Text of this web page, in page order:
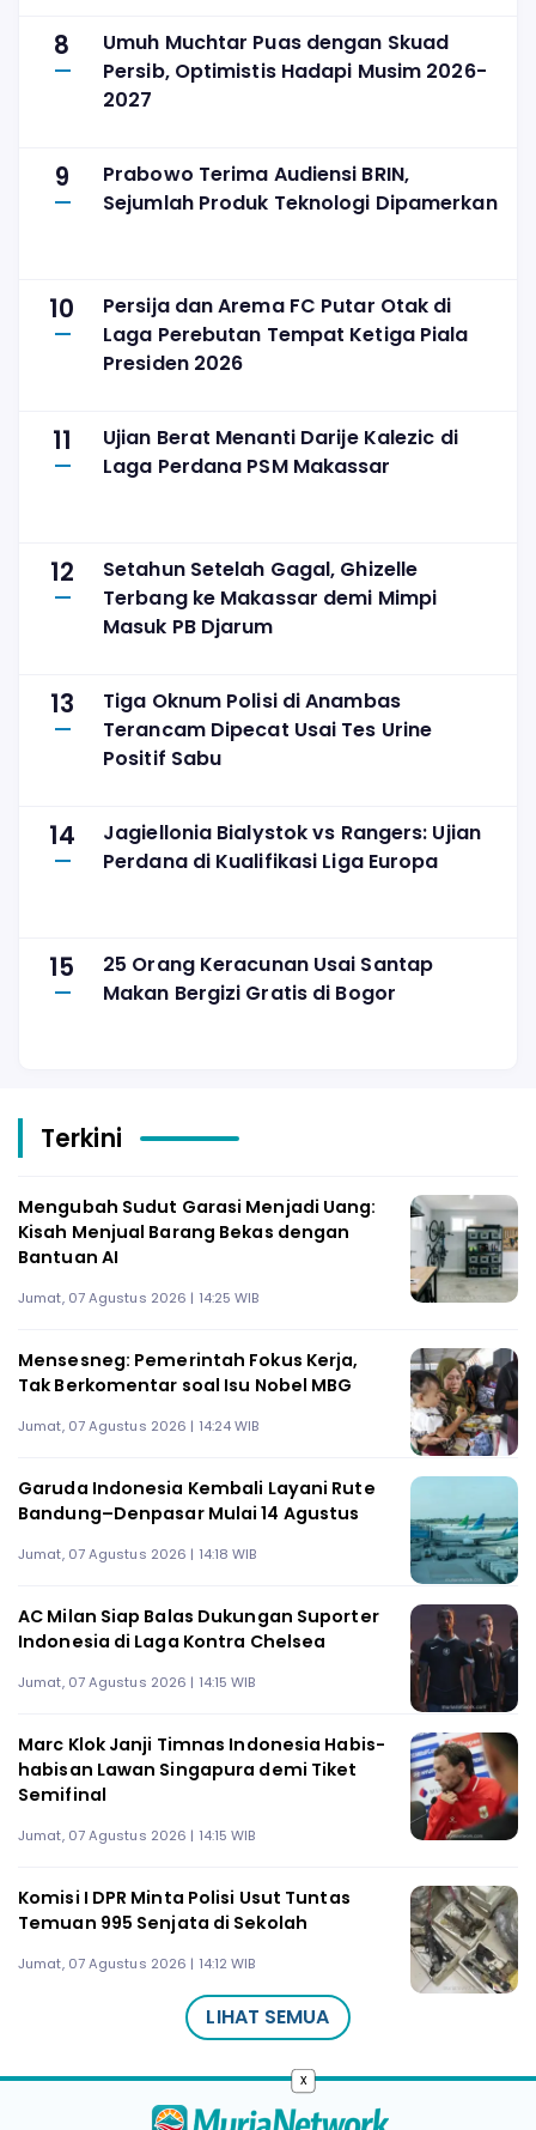
8
Umuh Muchtar Puas dengan Skuad
Persib, Optimistis Hadapi Musim 2026-
2027
9
Prabowo Terima Audiensi BRIN,
Sejumlah Produk Teknologi Dipamerkan
10
Persija dan Arema FC Putar Otak di
Laga Perebutan Tempat Ketiga Piala
Presiden 2026
11
Ujian Berat Menanti Darije Kalezic di
Laga Perdana PSM Makassar
12
Setahun Setelah Gagal, Ghizelle
Terbang ke Makassar demi Mimpi
Masuk PB Djarum
13
Tiga Oknum Polisi di Anambas
Terancam Dipecat Usai Tes Urine
Positif Sabu
14
Jagiellonia Bialystok vs Rangers: Ujian
Perdana di Kualifikasi Liga Europa
15
25 Orang Keracunan Usai Santap
Makan Bergizi Gratis di Bogor
Terkini
Mengubah Sudut Garasi Menjadi Uang:
Kisah Menjual Barang Bekas dengan
Bantuan AI
Jumat, 07 Agustus 2026 | 14:25 WIB
Mensesneg: Pemerintah Fokus Kerja,
Tak Berkomentar soal Isu Nobel MBG
Jumat, 07 Agustus 2026 | 14:24 WIB
Garuda Indonesia Kembali Layani Rute
Bandung–Denpasar Mulai 14 Agustus
Jumat, 07 Agustus 2026 | 14:18 WIB
AC Milan Siap Balas Dukungan Suporter
Indonesia di Laga Kontra Chelsea
Jumat, 07 Agustus 2026 | 14:15 WIB
Marc Klok Janji Timnas Indonesia Habis-
habisan Lawan Singapura demi Tiket
Semifinal
Jumat, 07 Agustus 2026 | 14:15 WIB
Komisi I DPR Minta Polisi Usut Tuntas
Temuan 995 Senjata di Sekolah
Jumat, 07 Agustus 2026 | 14:12 WIB
LIHAT SEMUA
x